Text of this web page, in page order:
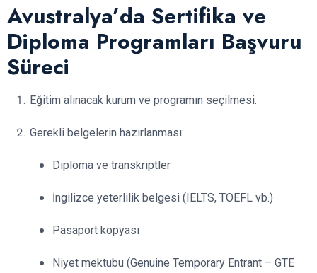
Avustralya’da Sertifika ve
Diploma Programları Başvuru
Süreci
Eğitim alınacak kurum ve programın seçilmesi.
Gerekli belgelerin hazırlanması:
Diploma ve transkriptler
İngilizce yeterlilik belgesi (IELTS, TOEFL vb.)
Pasaport kopyası
Niyet mektubu (Genuine Temporary Entrant – GTE